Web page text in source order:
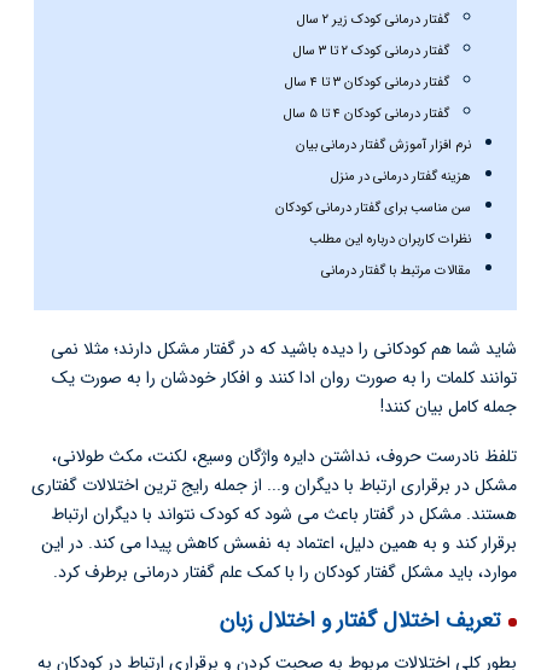
گفتار درمانی کودک زیر ۲ سال
گفتار درمانی کودک ۲ تا ۳ سال
گفتار درمانی کودکان ۳ تا ۴ سال
گفتار درمانی کودکان ۴ تا ۵ سال
نرم افزار آموزش گفتار درمانی بیان
هزینه گفتار درمانی در منزل
سن مناسب برای گفتار درمانی کودکان
نظرات کاربران درباره این مطلب
مقالات مرتبط با گفتار درمانی
شاید شما هم کودکانی را دیده باشید که در گفتار مشکل دارند؛ مثلا نمی
توانند کلمات را به صورت روان ادا کنند و افکار خودشان را به صورت یک
جمله کامل بیان کنند!
تلفظ نادرست حروف، نداشتن دایره واژگان وسیع، لکنت، مکث طولانی،
مشکل در برقراری ارتباط با دیگران و... از جمله رایج ترین اختلالات گفتاری
هستند. مشکل در گفتار باعث می شود که کودک نتواند با دیگران ارتباط
برقرار کند و به همین دلیل، اعتماد به نفسش کاهش پیدا می کند. در این
موارد، باید مشکل گفتار کودکان را با کمک علم گفتار درمانی برطرف کرد.
تعریف اختلال گفتار و اختلال زبان
بطور کلی اختلالات مربوط به صحبت کردن و برقراری ارتباط در کودکان به